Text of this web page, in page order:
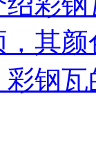
其
钢